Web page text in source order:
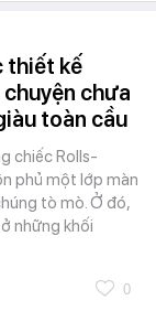
thiết kế
chưa
toàn cầu
chiếc Rolls-
phủ một lớp màn
tò mò. Ở đó,
những khối
0